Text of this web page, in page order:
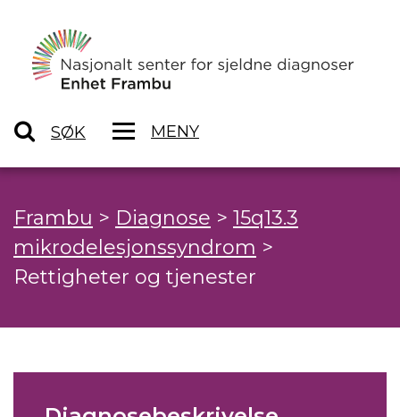
SØK MENY
Frambu > Diagnose > 15q13.3
mikrodelesjonssyndrom >
Rettigheter og tjenester